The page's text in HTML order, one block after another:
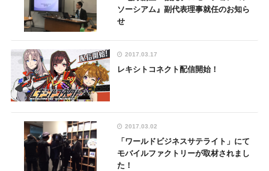
ソーシアム』副代表理事就任のお知ら
せ
2017.03.17
レキシトコネクト配信開始！
2017.03.02
「ワールドビジネスサテライト」にて
モバイルファクトリーが取材されまし
た！